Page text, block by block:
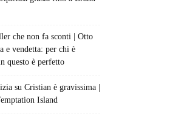
che non fa sconti | Otto
e vendetta: per chi è
questo è perfetto
su Cristian è gravissima |
Island